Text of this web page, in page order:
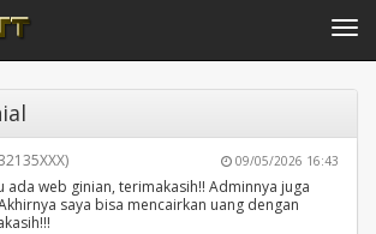
Toggle
09/05/2026 16:43
ada web ginian, terimakasih!! Adminnya juga
saya bisa mencairkan uang dengan